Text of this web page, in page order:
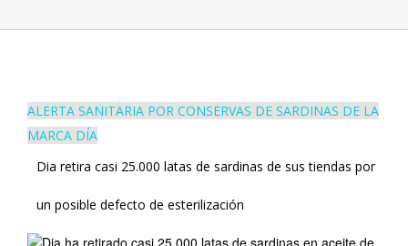
ALERTA SANITARIA POR CONSERVAS DE SARDINAS DE LA
MARCA DÍA
Dia retira casi 25.000 latas de sardinas de sus tiendas por
un posible defecto de esterilización